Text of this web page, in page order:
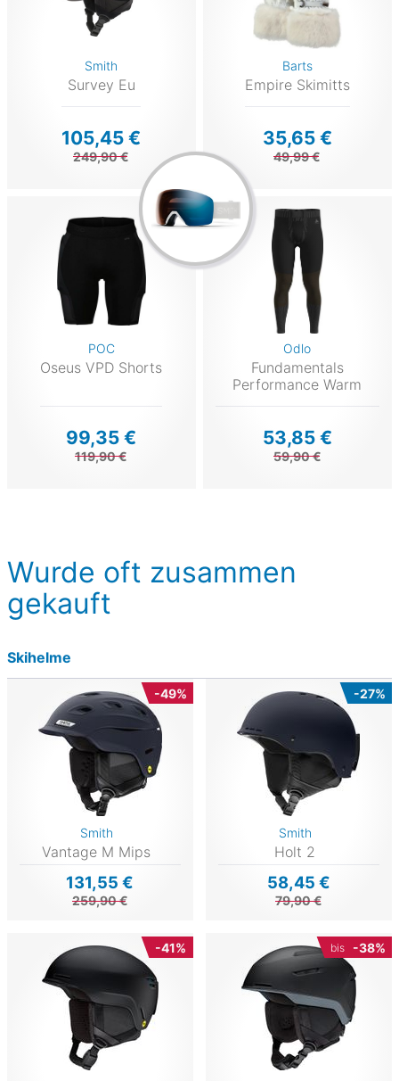
Smith
Survey Eu
105,45 €
249,90 €
Barts
Empire Skimitts
35,65 €
49,99 €
POC
Oseus VPD Shorts
99,35 €
119,90 €
Odlo
Fundamentals
Performance Warm
53,85 €
59,90 €
Wurde oft zusammen
gekauft
Skihelme
-49%
Smith
Vantage M Mips
131,55 €
259,90 €
-27%
Smith
Holt 2
58,45 €
79,90 €
-41% bis -38%